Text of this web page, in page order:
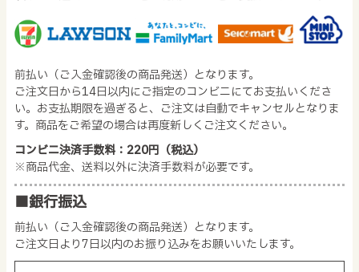
前払い（ご入金確認後の商品発送）となります。
ご注文日から14日以内にご指定のコンビニにてお支払いくださ
い。お支払期限を過ぎると、ご注文は自動でキャンセルとなりま
す。商品をご希望の場合は再度新しくご注文ください。
コンビニ決済手数料：220円（税込）
※商品代金、送料以外に決済手数料が必要です。
■銀行振込
前払い（ご入金確認後の商品発送）となります。
ご注文日より7日以内のお振り込みをお願いいたします。